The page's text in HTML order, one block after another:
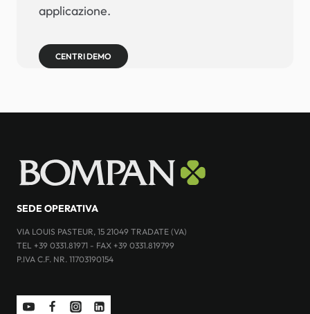
applicazione.
CENTRI DEMO
SEDE OPERATIVA
VIA LOUIS PASTEUR, 15 21049 TRADATE (VA)
TEL +39 0331.81971 - FAX +39 0331.819799
P.IVA C.F. NR. 11703190154